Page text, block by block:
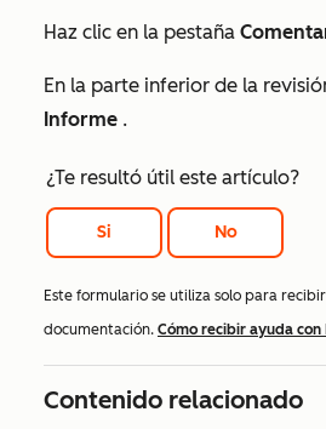
Haz clic en la pestaña
En la parte inferior de la
Informe .
¿Te resultó útil este artículo?
Si No
Este formulario se utiliza solo para
documentación. Cómo recibir ayuda con
Contenido relacionado